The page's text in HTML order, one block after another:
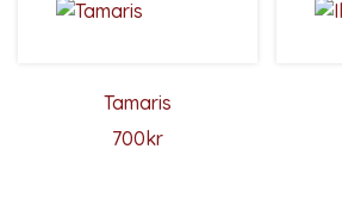
Tamaris
700kr